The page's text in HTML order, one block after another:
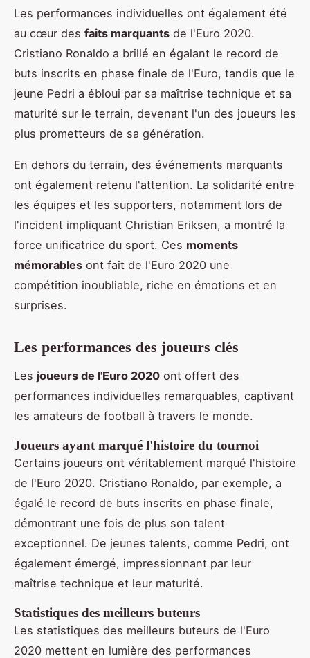
Les performances individuelles ont également été
au cœur des faits marquants de l'Euro 2020.
Cristiano Ronaldo a brillé en égalant le record de
buts inscrits en phase finale de l'Euro, tandis que le
jeune Pedri a ébloui par sa maîtrise technique et sa
maturité sur le terrain, devenant l'un des joueurs les
plus prometteurs de sa génération.
En dehors du terrain, des événements marquants
ont également retenu l'attention. La solidarité entre
les équipes et les supporters, notamment lors de
l'incident impliquant Christian Eriksen, a montré la
force unificatrice du sport. Ces moments
mémorables ont fait de l'Euro 2020 une
compétition inoubliable, riche en émotions et en
surprises.
Les performances des joueurs clés
Les joueurs de l'Euro 2020 ont offert des
performances individuelles remarquables, captivant
les amateurs de football à travers le monde.
Joueurs ayant marqué l'histoire du tournoi
Certains joueurs ont véritablement marqué l'histoire
de l'Euro 2020. Cristiano Ronaldo, par exemple, a
égalé le record de buts inscrits en phase finale,
démontrant une fois de plus son talent
exceptionnel. De jeunes talents, comme Pedri, ont
également émergé, impressionnant par leur
maîtrise technique et leur maturité.
Statistiques des meilleurs buteurs
Les statistiques des meilleurs buteurs de l'Euro
2020 mettent en lumière des performances